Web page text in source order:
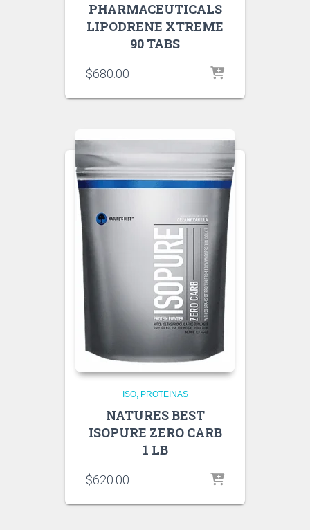
PHARMACEUTICALS
LIPODRENE XTREME
90 TABS
$680.00
ISO PROTEINAS
NATURES BEST
ISOPURE ZERO CARB
1 LB
$620.00